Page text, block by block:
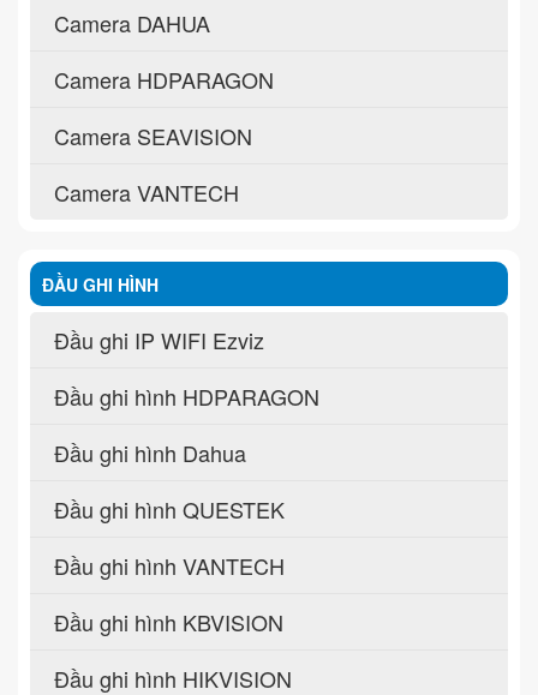
Camera DAHUA
Camera HDPARAGON
Camera SEAVISION
Camera VANTECH
ĐẦU GHI HÌNH
Đầu ghi IP WIFI Ezviz
Đầu ghi hình HDPARAGON
Đầu ghi hình Dahua
Đầu ghi hình QUESTEK
Đầu ghi hình VANTECH
Đầu ghi hình KBVISION
Đầu ghi hình HIKVISION